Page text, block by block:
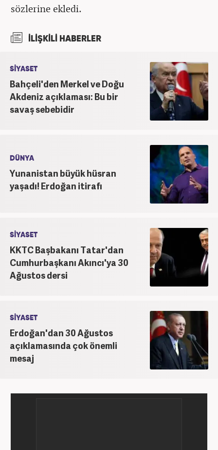
sözlerine ekledi.
İLİŞKİLİ HABERLER
SİYASET
Bahçeli'den Merkel ve Doğu
Akdeniz açıklaması: Bu bir
savaş sebebidir
DÜNYA
Yunanistan büyük hüsran
yaşadı! Erdoğan itirafı
SİYASET
KKTC Başbakanı Tatar'dan
Cumhurbaşkanı Akıncı'ya 30
Ağustos dersi
SİYASET
Erdoğan'dan 30 Ağustos
açıklamasında çok önemli
mesaj